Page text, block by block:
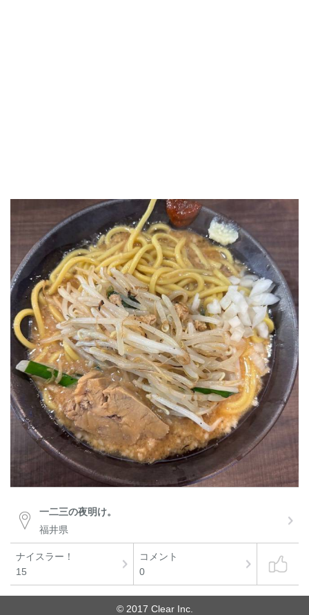
一二三の夜明け。
福井県
ナイスラー！
15
コメント
0
© 2017 Clear Inc.